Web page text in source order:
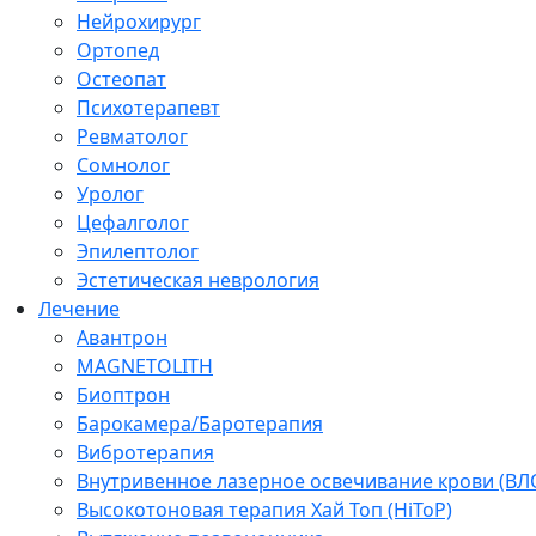
Нейрохирург
Ортопед
Остеопат
Психотерапевт
Ревматолог
Сомнолог
Уролог
Цефалголог
Эпилептолог
Эстетическая неврология
Лечение
Авантрон
MAGNETOLITH
Биоптрон
Барокамера/Баротерапия
Вибротерапия
Внутривенное лазерное освечивание крови
Высокотоновая терапия Хай Топ (HiToP)